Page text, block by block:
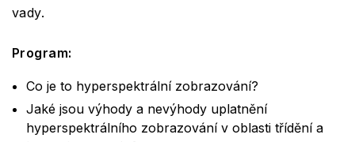
vady.
Program:
Co je to hyperspektrální zobrazování?
Jaké jsou výhody a nevýhody uplatnění
hyperspektrálního zobrazování v oblasti třídění a